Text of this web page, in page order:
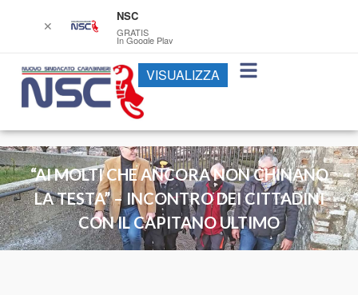
“AI MOLTI CHE ANCORA NON CHINANO
LA TESTA” – INCONTRO DEI CITTADINI
CON IL CAPITANO ULTIMO
✕
NSC
GRATIS
In Google Play
VISUALIZZA